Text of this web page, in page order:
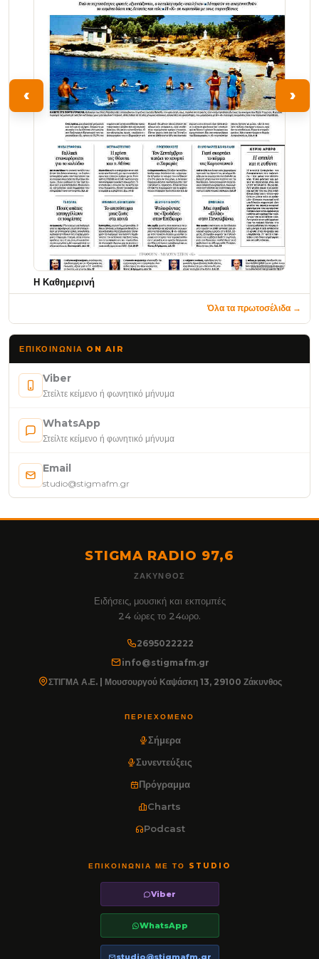
‹
Η Καθημερινή
›
Όλα τα πρωτοσέλιδα →
ΕΠΙΚΟΙΝΩΝΊΑ ON AIR
Viber
Στείλτε κείμενο ή φωνητικό μήνυμα
WhatsApp
Στείλτε κείμενο ή φωνητικό μήνυμα
Email
studio@stigmafm.gr
STIGMA RADIO 97,6
ΖΆΚΥΝΘΟΣ
Ειδήσεις, μουσική και εκπομπές
24 ώρες το 24ωρο.
2695022222
info@stigmafm.gr
ΣΤΙΓΜΑ Α.Ε. | Μουσουργού Καψάσκη 13, 29100 Ζάκυνθος
ΠΕΡΙΕΧΌΜΕΝΟ
Σήμερα
Συνεντεύξεις
Πρόγραμμα
Charts
Podcast
ΕΠΙΚΟΙΝΩΝΊΑ ΜΕ ΤΟ STUDIO
Viber
WhatsApp
studio@stigmafm.gr